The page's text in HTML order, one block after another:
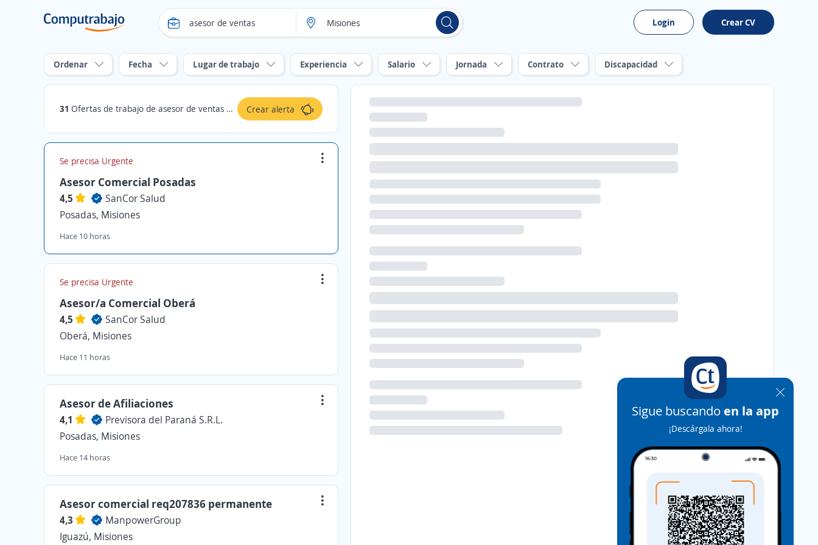
Login Crear CV
Ordenar Fecha Lugar de trabajo Experiencia Salario Jornada Contrato Discapacidad
31 Ofertas de trabajo de asesor de ventas en Misiones Crear alerta
Se precisa Urgente
Asesor Comercial Posadas
4,5
SanCor Salud
Posadas, Misiones
Hace 10 horas
Se precisa Urgente
Asesor/a Comercial Oberá
4,5
SanCor Salud
Oberá, Misiones
Hace 11 horas
Asesor de Afiliaciones
4,1
Previsora del Paraná S.R.L.
Posadas, Misiones
Hace 14 horas
Asesor comercial req207836 permanente
4,3
ManpowerGroup
Iguazú, Misiones
Sigue buscando en la app
¡Descárgala ahora!